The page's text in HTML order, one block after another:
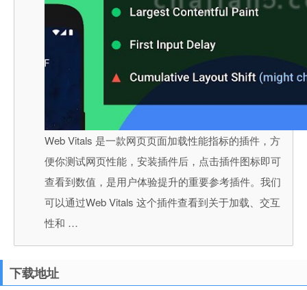
Web Vitals 是一款网页页面加载性能指标的插件，方
便你测试网页性能，安装插件后，点击插件图标即可
查看到数值，是用户体验提升的重要参考插件。我们
可以通过Web Vitals 这个插件查看到关于加载、交互
性和 …
下载地址